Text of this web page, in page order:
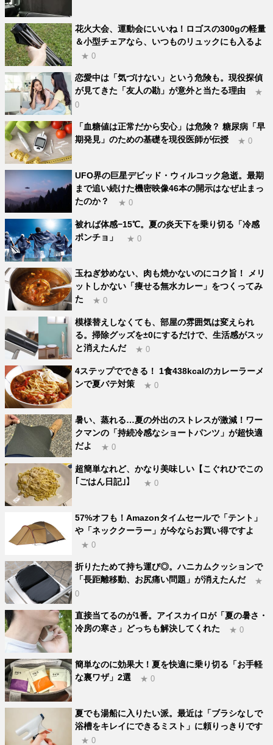
花火大会、運動会にいいね！ロゴスの300gの軽量
＆小型チェアなら、いつものリュックにも入るよ
★ 0
恋愛中は「気づけない」という危険も。現役探偵
が見てきた「友人の勘」が意外と当たる理由
★
0
「血糖値は正常だから安心」は危険？ 糖尿病「早
期発見」のための基礎を現役医師が伝授
★ 0
UFO界の巨星デビッド・ウィルコック急逝。最期
まで追い続けた機密映像46本の開示はなぜ止まっ
たのか？
★ 0
被れば体感−15℃。夏の炎天下を乗り切る「冷感
ポンチョ」
★ 0
玉ねぎ炒めない、肉も焼かないのにコク旨！ メリ
ットしかない「痩せる無水カレー」をつくってみ
た
★ 0
模様替えしなくても、部屋の雰囲気は変えられ
る。掃除グッズを±0にするだけで、生活感がスッ
と消えたんだ
★ 0
4ステップでできる！ 1食438kcalのカレーラーメ
ンで夏バテ対策
★ 0
暑い、蒸れる…夏の外出のストレスが激減！ワー
クマンの「持続冷感なショートパンツ」が超快適
だよ
★ 0
超簡単なれど、かなり美味しい【こぐれひでこの
｢ごはん日記｣】
★ 0
57%オフも！Amazonタイムセールで「テント」
や「ネッククーラー」が今ならお買い得ですよ
★ 0
折りたためて持ち運び◎。ハニカムクッションで
「長距離移動、お尻痛い問題」が消えたんだ
★
0
直接当てるのが1番。アイスカイロが「夏の暑さ・
冷房の寒さ」どっちも解決してくれた
★ 0
簡単なのに効果大！夏を快適に乗り切る「お手軽
な裏ワザ」2選
★ 0
夏でも湯船に入りたい派。最近は「ブラシなしで
浴槽をキレイにできるミスト」に頼りっきりです
★ 0